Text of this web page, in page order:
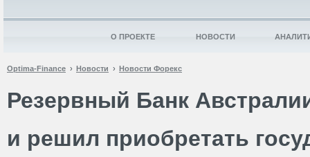
Optima-Finance Новости Новости Форекс
Резервный Банк
и решил приобретать
О ПРОЕКТЕ НОВОСТИ